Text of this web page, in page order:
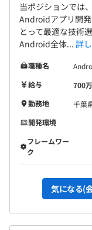
・関東ITソフトウ
・厚生年金保険
・雇用保険
無期雇用
3カ月（待遇の変
当ポジションでは
Androidアプリ開
とって最適な技術
Android全体... 詳
職種名
給与
700
勤務地
千葉
開発環境
フレームワー
ク
気になる(